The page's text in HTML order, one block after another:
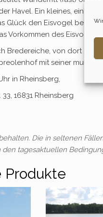
Havel. Ein kleines,
Glück den Eisvogel
Vorkommen des Eisvogels
Bredereiche, von dort aus
mit seiner
in Rheinsberg,
16831 Rheinsberg
Die in seltenen
den tagesaktuellen
Produkte